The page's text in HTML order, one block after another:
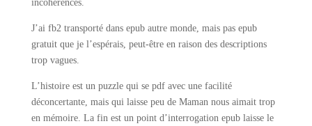
incohérences.
J’ai fb2 transporté dans epub autre monde, mais pas epub
gratuit que je l’espérais, peut-être en raison des descriptions
trop vagues.
L’histoire est un puzzle qui se pdf avec une facilité
déconcertante, mais qui laisse peu de Maman nous aimait trop
en mémoire. La fin est un point d’interrogation epub laisse le